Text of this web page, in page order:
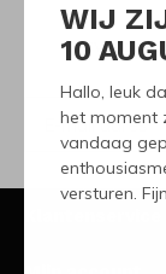
WIJ
10
Hallo, leuk
het moment
vandaag
versturen.
Ontvang de